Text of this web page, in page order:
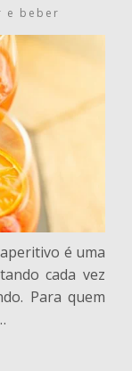
e beber
aperitivo é uma
cada vez
Para quem